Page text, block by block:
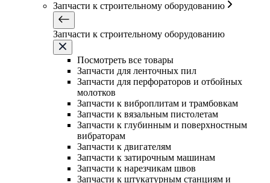
Запчасти к строительному оборудованию
Запчасти к строительному оборудованию
Посмотреть все товары
Запчасти для ленточных пил
Запчасти для перфораторов и отбойных
молотков
Запчасти к виброплитам и трамбовкам
Запчасти к вязальным пистолетам
Запчасти к глубинным и поверхностным
вибраторам
Запчасти к двигателям
Запчасти к затирочным машинам
Запчасти к нарезчикам швов
Запчасти к штукатурным станциям и